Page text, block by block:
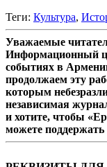
Теги: Культура,
Уважаемые
Информационный
событиях в
продолжаем эту
которым
независимая
и хотите, чтобы
можете